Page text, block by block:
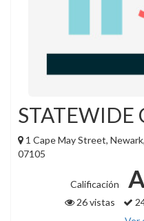
STATEWIDE
1 Cape May Street,
07105
Calificación
26 vistas